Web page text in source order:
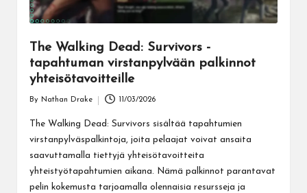
The Walking Dead: Survivors -
tapahtuman virstanpylvään palkinnot
yhteisötavoitteille
by
By Nathan Drake 11/03/2026
The Walking Dead: Survivors sisältää tapahtumien
virstanpylväspalkintoja, joita pelaajat voivat ansaita
saavuttamalla tiettyjä yhteisötavoitteita
yhteistyötapahtumien aikana. Nämä palkinnot parantavat
pelin kokemusta tarjoamalla olennaisia resursseja ja